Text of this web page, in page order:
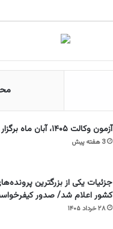
آزمون وکالت ۱۴۰۵، آبان ماه برگزار می‌شود
3 هفته پیش
جزئیات یکی از بزرگترین
کشور اعلام شد/ صدور
۲۸ خرداد ۱۴۰۵